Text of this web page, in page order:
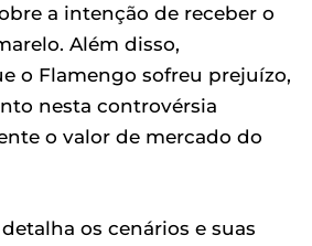
a intenção de receber o
Além disso,
o Flamengo sofreu prejuízo,
nesta controvérsia
o valor de mercado do
os cenários e suas